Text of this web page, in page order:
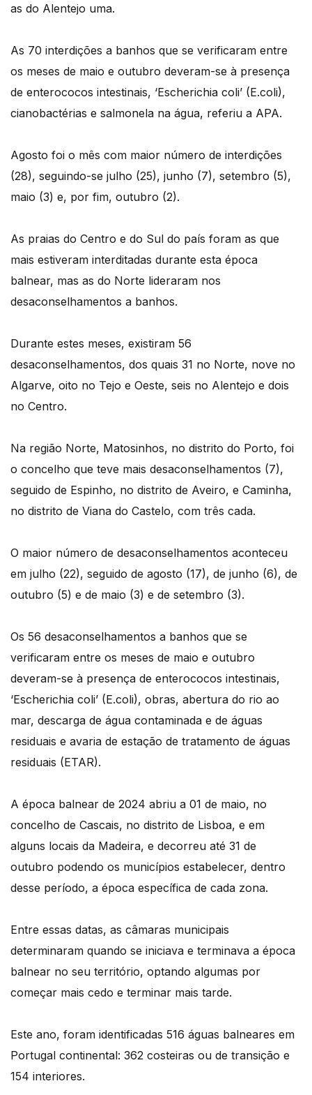
as do Alentejo uma.
As 70 interdições a banhos que se verificaram entre
os meses de maio e outubro deveram-se à presença
de enterococos intestinais, ‘Escherichia coli’ (E.coli),
cianobactérias e salmonela na água, referiu a APA.
Agosto foi o mês com maior número de interdições
(28), seguindo-se julho (25), junho (7), setembro (5),
maio (3) e, por fim, outubro (2).
As praias do Centro e do Sul do país foram as que
mais estiveram interditadas durante esta época
balnear, mas as do Norte lideraram nos
desaconselhamentos a banhos.
Durante estes meses, existiram 56
desaconselhamentos, dos quais 31 no Norte, nove no
Algarve, oito no Tejo e Oeste, seis no Alentejo e dois
no Centro.
Na região Norte, Matosinhos, no distrito do Porto, foi
o concelho que teve mais desaconselhamentos (7),
seguido de Espinho, no distrito de Aveiro, e Caminha,
no distrito de Viana do Castelo, com três cada.
O maior número de desaconselhamentos aconteceu
em julho (22), seguido de agosto (17), de junho (6), de
outubro (5) e de maio (3) e de setembro (3).
Os 56 desaconselhamentos a banhos que se
verificaram entre os meses de maio e outubro
deveram-se à presença de enterococos intestinais,
‘Escherichia coli’ (E.coli), obras, abertura do rio ao
mar, descarga de água contaminada e de águas
residuais e avaria de estação de tratamento de águas
residuais (ETAR).
A época balnear de 2024 abriu a 01 de maio, no
concelho de Cascais, no distrito de Lisboa, e em
alguns locais da Madeira, e decorreu até 31 de
outubro podendo os municípios estabelecer, dentro
desse período, a época específica de cada zona.
Entre essas datas, as câmaras municipais
determinaram quando se iniciava e terminava a época
balnear no seu território, optando algumas por
começar mais cedo e terminar mais tarde.
Este ano, foram identificadas 516 águas balneares em
Portugal continental: 362 costeiras ou de transição e
154 interiores.